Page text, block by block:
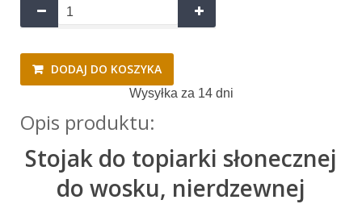
DODAJ DO KOSZYKA
Wysyłka za 14 dni
Opis produktu:
Stojak do topiarki słonecznej
do wosku, nierdzewnej